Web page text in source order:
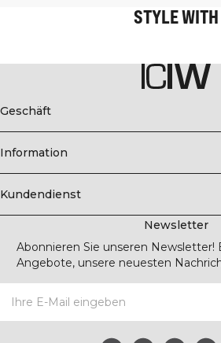
STYLE WITH
Geschäft
Information
Kundendienst
Newsletter
Abonnieren Sie unseren Newsletter!
Angebote, unsere neuesten